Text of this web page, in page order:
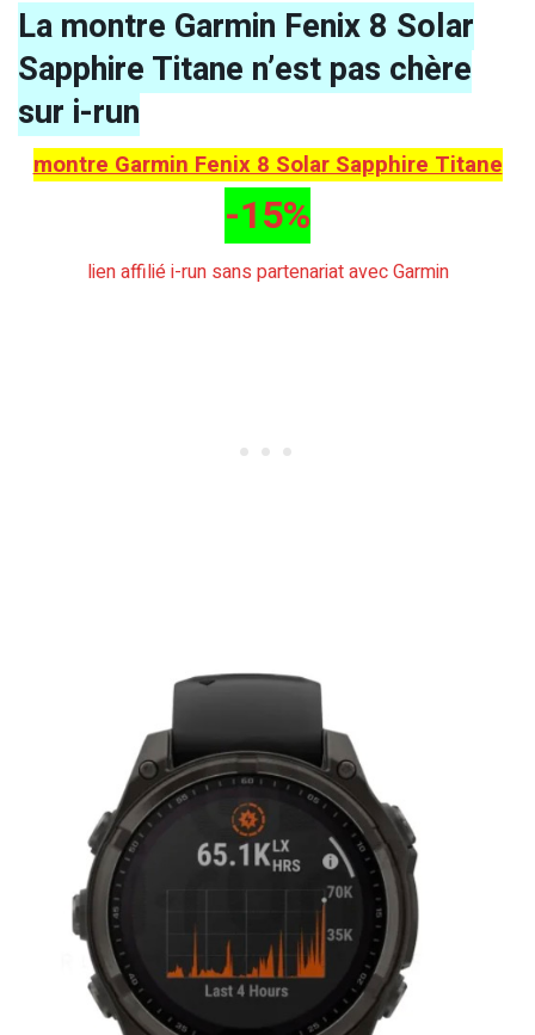
La montre Garmin Fenix 8 Solar
Sapphire Titane n’est pas chère
sur i-run
montre Garmin Fenix 8 Solar Sapphire Titane
-15%
lien affilié i-run sans partenariat avec Garmin